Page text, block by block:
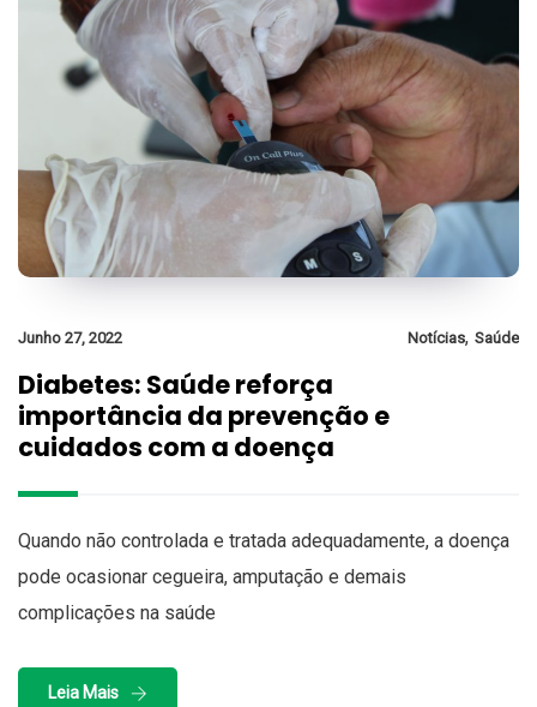
Junho 27, 2022 Notícias, Saúde
Diabetes: Saúde reforça
importância da prevenção e
cuidados com a doença
Quando não controlada e tratada adequadamente, a doença
pode ocasionar cegueira, amputação e demais
complicações na saúde
Leia Mais